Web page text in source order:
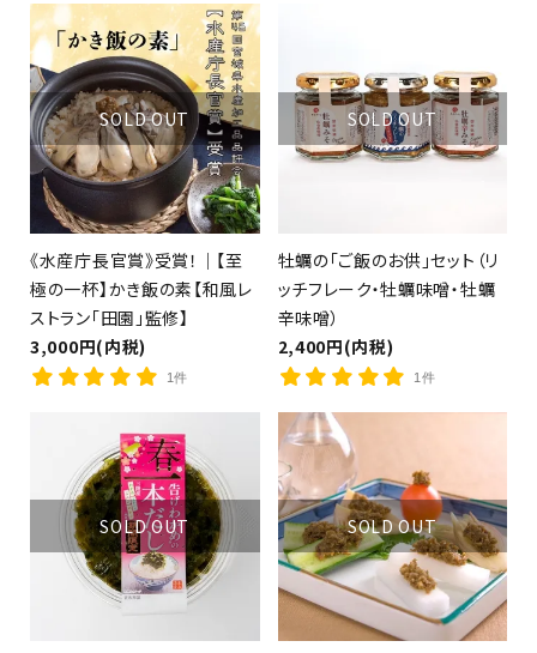
（茶漬け、釜めし、カレー）
SOLD OUT
《水産庁長官賞》受賞！｜【至
極の一杯】かき飯の素【和風レ
ストラン「田園」監修】
3,000円(内税)
1件
SOLD OUT
牡蠣の「ご飯のお供」セット（リ
ッチフレーク・牡蠣味噌・牡蠣
辛味噌）
2,400円(内税)
1件
SOLD OUT SOLD OUT
キーワード
検索する